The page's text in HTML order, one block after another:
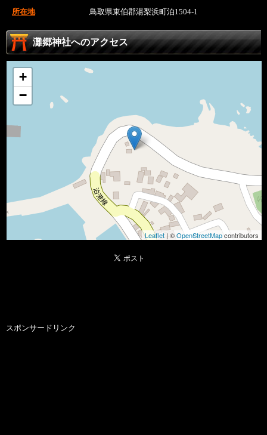
所在地 鳥取県東伯郡湯梨浜町泊1504-1
灘郷神社へのアクセス
+
−
Leaflet | ©OpenStreetMapcontributors
スポンサードリンク